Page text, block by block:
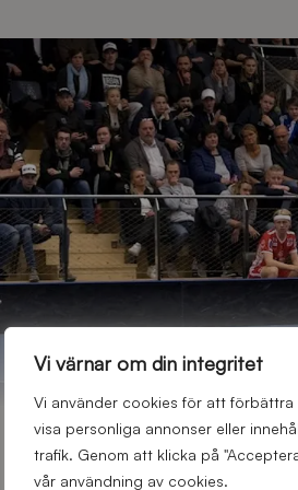
Vi värnar om din integritet
Vi använder cookies för att förbättra
visa personliga annonser eller
trafik. Genom att klicka på
vår användning av cookies.
FRÅN STUDENTLAG TILL FÖRENING FÖR